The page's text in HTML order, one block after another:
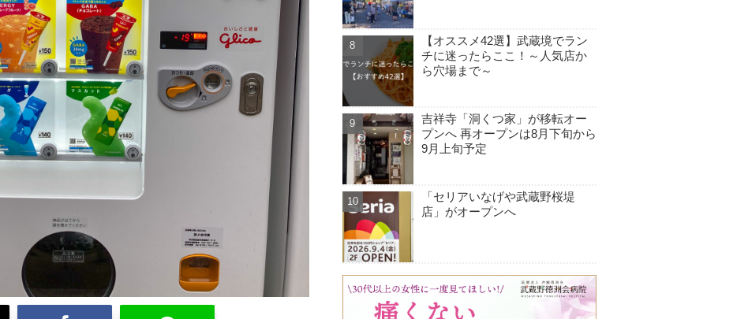
【オススメ42選】武蔵境でラン
チに迷ったらここ！～人気店か
ら穴場まで～
吉祥寺「洞くつ家」が移転オー
プンへ 再オープンは8月下旬から
9月上旬予定
「セリアいなげや武蔵野桜堤
店」がオープンへ